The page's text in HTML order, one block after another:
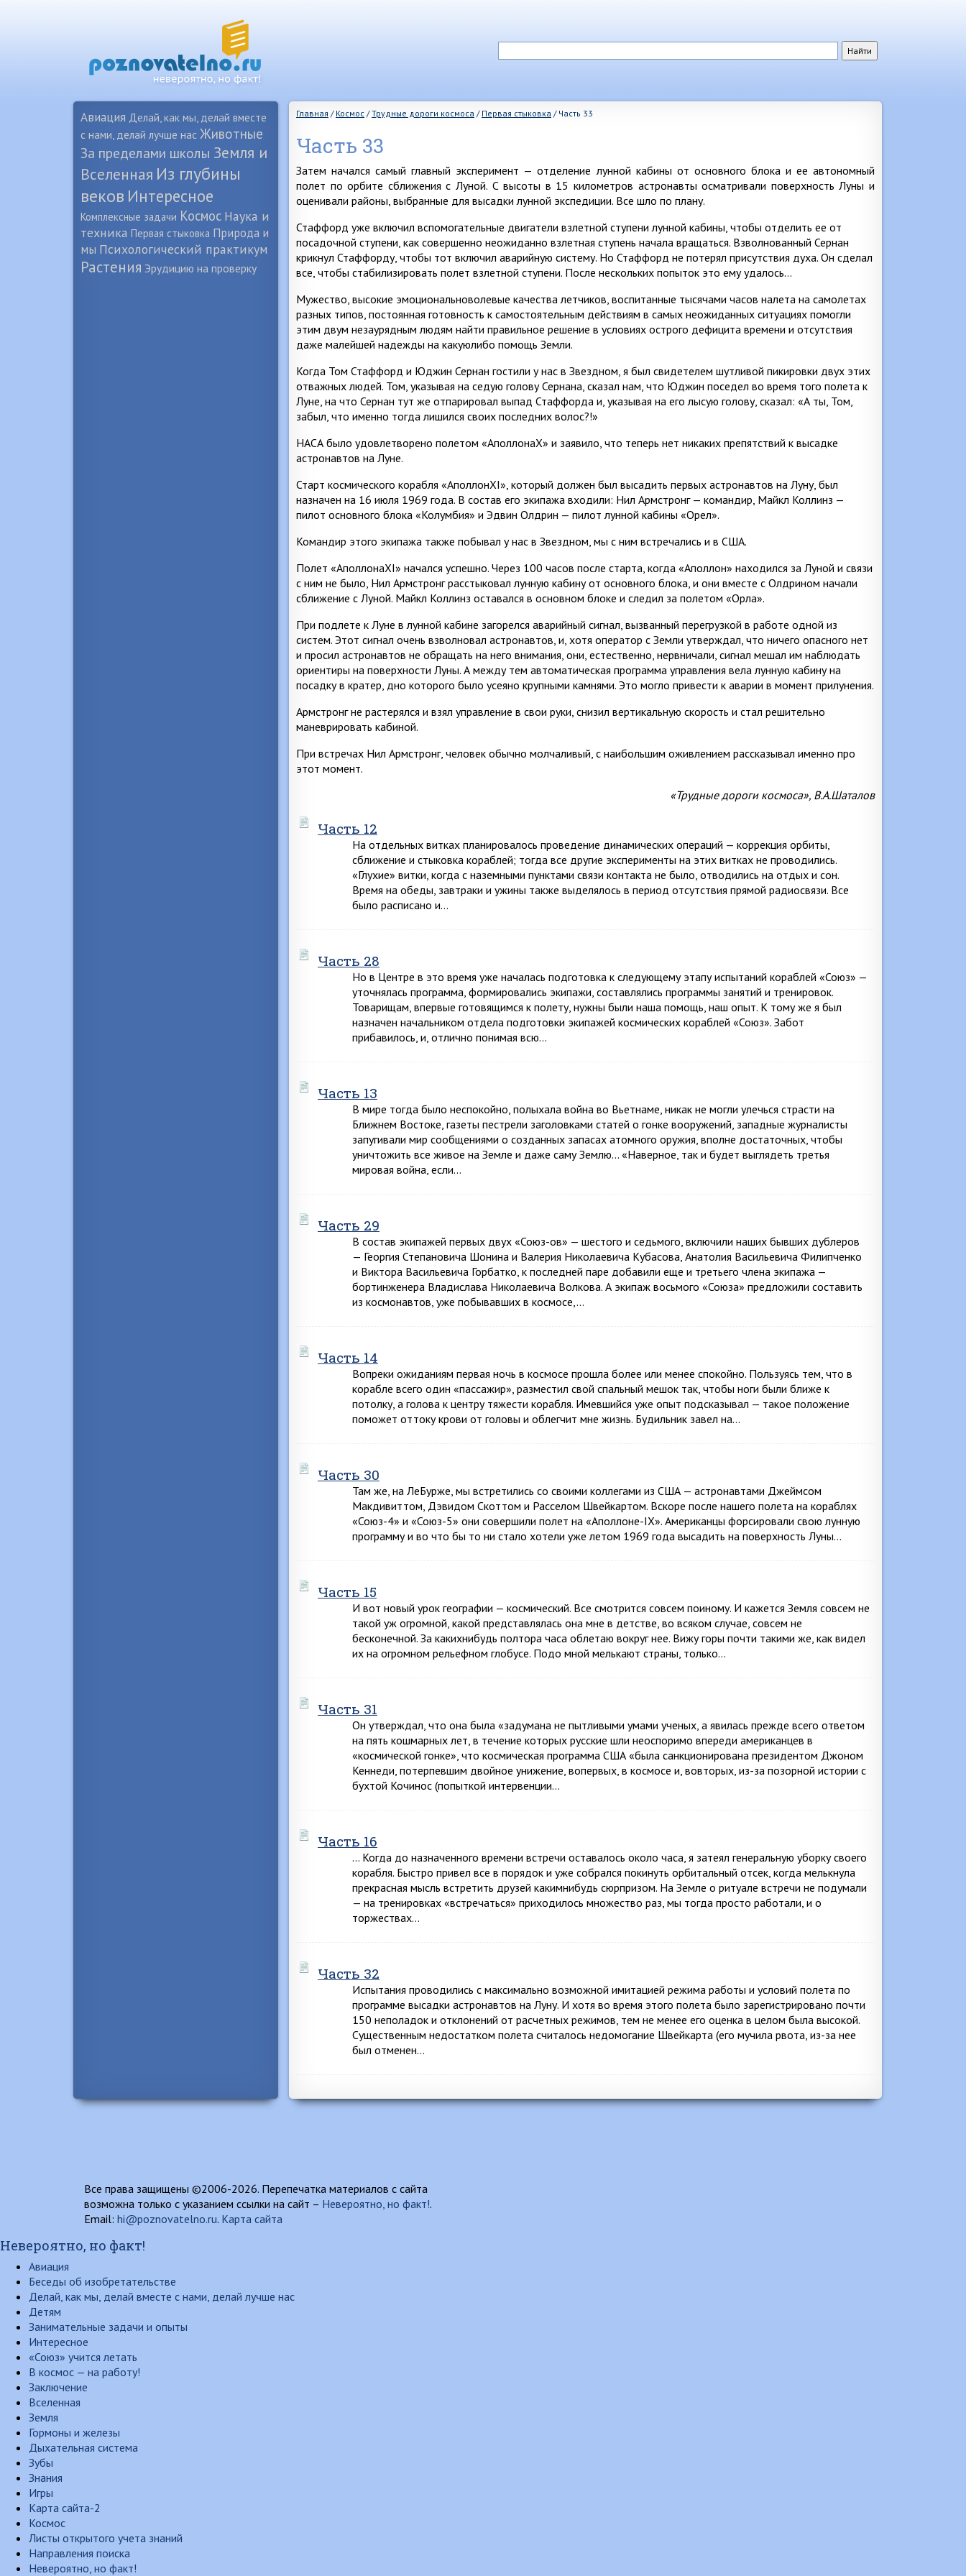
Авиация Делай, как мы, делай вместе
с нами, делай лучше нас Животные
За пределами школы Земля и
Вселенная Из глубины
веков Интересное
Комплексные задачи Космос Наука и
техника Первая стыковка Природа и
мы Психологический практикум
Растения Эрудицию на проверку
Главная / Космос /Трудные дороги космоса / Первая стыковка / Часть 33
Часть 33
Затем начался самый главный эксперимент — отделение лунной кабины от основного блока и ее автономный
полет по орбите сближения с Луной. С высоты в 15 километров астронавты осматривали поверхность Луны и
оценивали районы, выбранные для высадки лунной экспедиции. Все шло по плану.
Стаффорд уже включил вспомогательные двигатели взлетной ступени лунной кабины, чтобы отделить ее от
посадочной ступени, как совершенно неожиданно взлетная ступень начала вращаться. Взволнованный Сернан
крикнул Стаффорду, чтобы тот включил аварийную систему. Но Стаффорд не потерял присутствия духа. Он сделал
все, чтобы стабилизировать полет взлетной ступени. После нескольких попыток это ему удалось…
Мужество, высокие эмоциональноволевые качества летчиков, воспитанные тысячами часов налета на самолетах
разных типов, постоянная готовность к самостоятельным действиям в самых неожиданных ситуациях помогли
этим двум незаурядным людям найти правильное решение в условиях острого дефицита времени и отсутствия
даже малейшей надежды на какуюлибо помощь Земли.
Когда Том Стаффорд и Юджин Сернан гостили у нас в Звездном, я был свидетелем шутливой пикировки двух этих
отважных людей. Том, указывая на седую голову Сернана, сказал нам, что Юджин поседел во время того полета к
Луне, на что Сернан тут же отпарировал выпад Стаффорда и, указывая на его лысую голову, сказал: «А ты, Том,
забыл, что именно тогда лишился своих последних волос?!»
НАСА было удовлетворено полетом «АполлонаХ» и заявило, что теперь нет никаких препятствий к высадке
астронавтов на Луне.
Старт космического корабля «АполлонXI», который должен был высадить первых астронавтов на Луну, был
назначен на 16 июля 1969 года. В состав его экипажа входили: Нил Армстронг — командир, Майкл Коллинз —
пилот основного блока «Колумбия» и Эдвин Олдрин — пилот лунной кабины «Орел».
Командир этого экипажа также побывал у нас в Звездном, мы с ним встречались и в США.
Полет «АполлонаXI» начался успешно. Через 100 часов после старта, когда «Аполлон» находился за Луной и связи
с ним не было, Нил Армстронг расстыковал лунную кабину от основного блока, и они вместе с Олдрином начали
сближение с Луной. Майкл Коллинз оставался в основном блоке и следил за полетом «Орла».
При подлете к Луне в лунной кабине загорелся аварийный сигнал, вызванный перегрузкой в работе одной из
систем. Этот сигнал очень взволновал астронавтов, и, хотя оператор с Земли утверждал, что ничего опасного нет
и просил астронавтов не обращать на него внимания, они, естественно, нервничали, сигнал мешал им наблюдать
ориентиры на поверхности Луны. А между тем автоматическая программа управления вела лунную кабину на
посадку в кратер, дно которого было усеяно крупными камнями. Это могло привести к аварии в момент прилунения.
Армстронг не растерялся и взял управление в свои руки, снизил вертикальную скорость и стал решительно
маневрировать кабиной.
При встречах Нил Армстронг, человек обычно молчаливый, с наибольшим оживлением рассказывал именно про
этот момент.
«Трудные дороги космоса», В.А.Шаталов
Часть 12
На отдельных витках планировалось проведение динамических операций — коррекция орбиты,
сближение и стыковка кораблей; тогда все другие эксперименты на этих витках не проводились.
«Глухие» витки, когда с наземными пунктами связи контакта не было, отводились на отдых и сон.
Время на обеды, завтраки и ужины также выделялось в период отсутствия прямой радиосвязи. Все
было расписано и…
Часть 28
Но в Центре в это время уже началась подготовка к следующему этапу испытаний кораблей «Союз» —
уточнялась программа, формировались экипажи, составлялись программы занятий и тренировок.
Товарищам, впервые готовящимся к полету, нужны были наша помощь, наш опыт. К тому же я был
назначен начальником отдела подготовки экипажей космических кораблей «Союз». Забот
прибавилось, и, отлично понимая всю…
Часть 13
В мире тогда было неспокойно, полыхала война во Вьетнаме, никак не могли улечься страсти на
Ближнем Востоке, газеты пестрели заголовками статей о гонке вооружений, западные журналисты
запугивали мир сообщениями о созданных запасах атомного оружия, вполне достаточных, чтобы
уничтожить все живое на Земле и даже саму Землю… «Наверное, так и будет выглядеть третья
мировая война, если…
Часть 29
В состав экипажей первых двух «Союз-ов» — шестого и седьмого, включили наших бывших дублеров
— Георгия Степановича Шонина и Валерия Николаевича Кубасова, Анатолия Васильевича Филипченко
и Виктора Васильевича Горбатко, к последней паре добавили еще и третьего члена экипажа —
бортинженера Владислава Николаевича Волкова. А экипаж восьмого «Союза» предложили составить
из космонавтов, уже побывавших в космосе,…
Часть 14
Вопреки ожиданиям первая ночь в космосе прошла более или менее спокойно. Пользуясь тем, что в
корабле всего один «пассажир», разместил свой спальный мешок так, чтобы ноги были ближе к
потолку, а голова к центру тяжести корабля. Имевшийся уже опыт подсказывал — такое положение
поможет оттоку крови от головы и облегчит мне жизнь. Будильник завел на…
Часть 30
Там же, на ЛеБурже, мы встретились со своими коллегами из США — астронавтами Джеймсом
Макдивиттом, Дэвидом Скоттом и Расселом Швейкартом. Вскоре после нашего полета на кораблях
«Союз-4» и «Союз-5» они совершили полет на «Аполлоне-IX». Американцы форсировали свою лунную
программу и во что бы то ни стало хотели уже летом 1969 года высадить на поверхность Луны…
Часть 15
И вот новый урок географии — космический. Все смотрится совсем поиному. И кажется Земля совсем не
такой уж огромной, какой представлялась она мне в детстве, во всяком случае, совсем не
бесконечной. За какихнибудь полтора часа облетаю вокруг нее. Вижу горы почти такими же, как видел
их на огромном рельефном глобусе. Подо мной мелькают страны, только…
Часть 31
Он утверждал, что она была «задумана не пытливыми умами ученых, а явилась прежде всего ответом
на пять кошмарных лет, в течение которых русские шли неоспоримо впереди американцев в
«космической гонке», что космическая программа США «была санкционирована президентом Джоном
Кеннеди, потерпевшим двойное унижение, вопервых, в космосе и, вовторых, из-за позорной истории с
бухтой Кочинос (попыткой интервенции…
Часть 16
… Когда до назначенного времени встречи оставалось около часа, я затеял генеральную уборку своего
корабля. Быстро привел все в порядок и уже собрался покинуть орбитальный отсек, когда мелькнула
прекрасная мысль встретить друзей какимнибудь сюрпризом. На Земле о ритуале встречи не подумали
— на тренировках «встречаться» приходилось множество раз, мы тогда просто работали, и о
торжествах…
Часть 32
Испытания проводились с максимально возможной имитацией режима работы и условий полета по
программе высадки астронавтов на Луну. И хотя во время этого полета было зарегистрировано почти
150 неполадок и отклонений от расчетных режимов, тем не менее его оценка в целом была высокой.
Существенным недостатком полета считалось недомогание Швейкарта (его мучила рвота, из-за нее
был отменен…
Все права защищены ©2006-2026. Перепечатка материалов с сайта
возможна только с указанием ссылки на сайт – Невероятно, но факт!.
Email: hi@poznovatelno.ru. Карта сайта
Невероятно, но факт!
Авиация
Беседы об изобретательстве
Делай, как мы, делай вместе с нами, делай лучше нас
Детям
Занимательные задачи и опыты
Интересное
«Союз» учится летать
В космос — на работу!
Заключение
Вселенная
Земля
Гормоны и железы
Дыхательная система
Зубы
Знания
Игры
Карта сайта-2
Космос
Листы открытого учета знаний
Направления поиска
Невероятно, но факт!